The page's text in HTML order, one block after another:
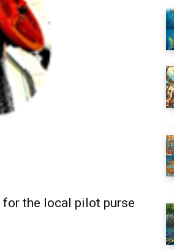
the local pilot purse